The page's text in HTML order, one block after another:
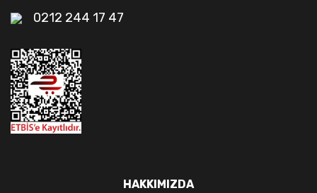
0212 244 17 47
HAKKIMIZDA